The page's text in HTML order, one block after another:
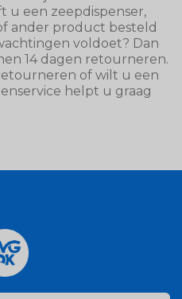
u een zeepdispenser,
ander product besteld
voldoet? Dan
14 dagen retourneren.
of wilt u een
helpt u graag